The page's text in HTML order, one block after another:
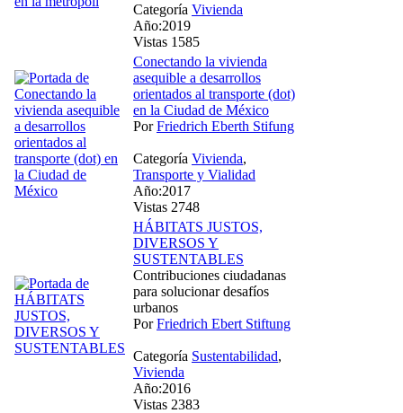
Categoría Vivienda
Año:2019
Vistas 1585
Conectando la vivienda
asequible a desarrollos
orientados al transporte (dot)
en la Ciudad de México
PorFriedrich Eberth Stifung
Categoría Vivienda,
Transporte y Vialidad
Año:2017
Vistas 2748
HÁBITATS JUSTOS,
DIVERSOS Y
SUSTENTABLES
Contribuciones ciudadanas
para solucionar desafíos
urbanos
PorFriedrich Ebert Stiftung
Categoría Sustentabilidad,
Vivienda
Año:2016
Vistas 2383